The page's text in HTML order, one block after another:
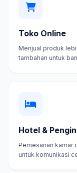
Toko Online
Menjual produk
tambahan untuk
Hotel &
Pemesanan kamar
untuk komunikasi